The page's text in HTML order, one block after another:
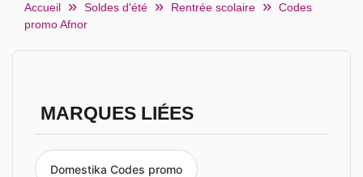
Accueil Soldes d'été Rentrée scolaire
Codes
promo Afnor
MARQUES LIÉES
Domestika Codes promo